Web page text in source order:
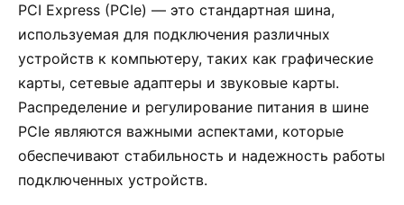
PCI Express (PCIe) — это стандартная шина,
используемая для подключения различных
устройств к компьютеру, таких как графические
карты, сетевые адаптеры и звуковые карты.
Распределение и регулирование питания в шине
PCIe являются важными аспектами, которые
обеспечивают стабильность и надежность работы
подключенных устройств.